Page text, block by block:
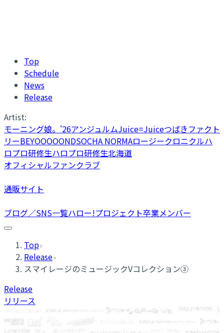
Top
Schedule
News
Release
Artist:
モーニング娘。'26アンジュルムJuice=Juiceつばきファクト
リーBEYOOOOONDSOCHA NORMAロージークロニクルハ
ロプロ研修生ハロプロ研修生北海道
オフィシャルファンクラブ
通販サイト
ブログ／SNS一覧ハロー!プロジェクト卒業メンバー
Top
Release
スマイレージのミュージックVコレクション③
Release
リリース